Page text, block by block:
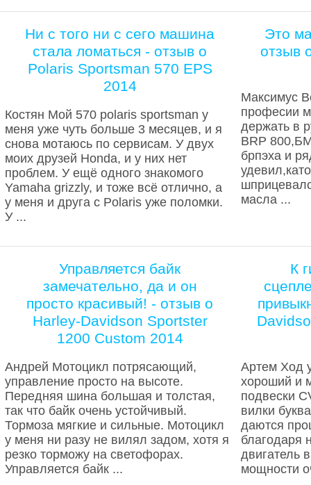
Ни с того ни с сего машина
стала ломаться - отзыв о
Polaris Sportsman 570 EPS
2014
Костян Мой 570 polaris sportsman у
меня уже чуть больше 3 месяцев, и я
снова мотаюсь по сервисам. У двух
моих друзей Honda, и у них нет
проблем. У ещё одного знакомого
Yamaha grizzly, и тоже всё отлично, а
у меня и друга с Polaris уже поломки.
У ...
Это
отзыв
Максимус
професии
держать в
BRP
брпэха и
масла ...
Управляется байк
замечательно, да и он
просто красивый! - отзыв о
Harley-Davidson Sportster
1200 Custom 2014
Андрей Мотоцикл потрясающий,
управление просто на высоте.
Передняя шина большая и толстая,
так что байк очень устойчивый.
Тормоза мягкие и сильные. Мотоцикл
у меня ни разу не вилял задом, хотя я
резко торможу на светофорах.
Управляется байк ...
К
Артем Ход
хороший и
подвески
вилки
даются
благодаря
двигатель
мощности